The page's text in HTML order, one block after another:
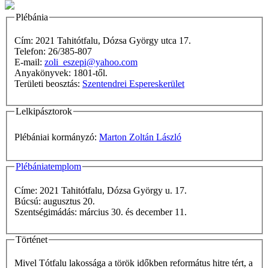
Plébánia
Cím: 2021 Tahitótfalu, Dózsa György utca 17.
Telefon: 26/385-807
E-mail: zoli_eszepi@yahoo.com
Anyakönyvek: 1801-től.
Területi beosztás: Szentendrei Espereskerület
Lelkipásztorok
Plébániai kormányzó: Marton Zoltán László
Plébániatemplom
Címe: 2021 Tahitótfalu, Dózsa György u. 17.
Búcsú: augusztus 20.
Szentségimádás: március 30. és december 11.
Történet
Mivel Tótfalu lakossága a török időkben református hitre tért, a